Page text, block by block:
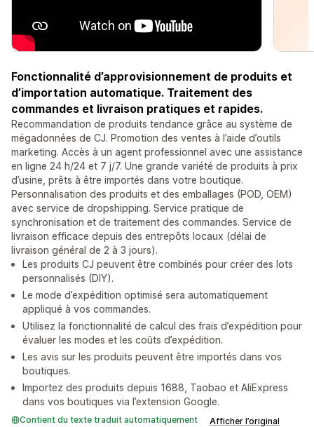
Fonctionnalité d’approvisionnement de produits et
d’importation automatique. Traitement des
commandes et livraison pratiques et rapides.
Recommandation de produits tendance grâce au système de
mégadonnées de CJ. Promotion des ventes à l’aide d’outils
marketing. Accès à un agent professionnel avec une assistance
en ligne 24 h/24 et 7 j/7. Une grande variété de produits à prix
d’usine, prêts à être importés dans votre boutique.
Personnalisation des produits et des emballages (POD, OEM)
avec service de dropshipping. Service pratique de
synchronisation et de traitement des commandes. Service de
livraison efficace depuis des entrepôts locaux (délai de
livraison général de 2 à 3 jours).
Les produits CJ peuvent être combinés pour créer des lots
personnalisés (DIY).
Le mode d’expédition optimisé sera automatiquement
appliqué à vos commandes.
Utilisez la fonctionnalité de calcul des frais d’expédition pour
évaluer les modes et les coûts d’expédition.
Les avis sur les produits peuvent être importés dans vos
boutiques.
Importez des produits depuis 1688, Taobao et AliExpress
dans vos boutiques via l’extension Google.
Contient du texte traduit automatiquement Afficher l’original